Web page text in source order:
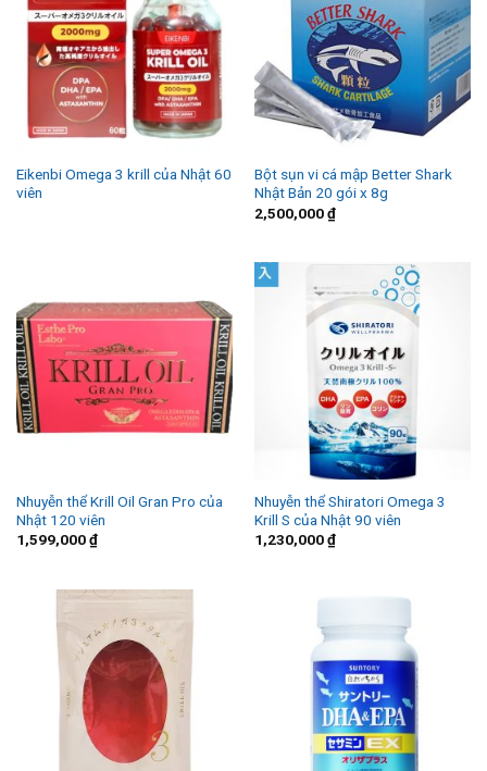
Eikenbi Omega 3 krill của Nhật 60
viên
Bột sụn vi cá mập Better Shark
Nhật Bản 20 gói x 8g
2,500,000₫
Nhuyễn thể Krill Oil Gran Pro của
Nhật 120 viên
1,599,000₫
Nhuyễn thể Shiratori Omega 3
Krill S của Nhật 90 viên
1,230,000₫